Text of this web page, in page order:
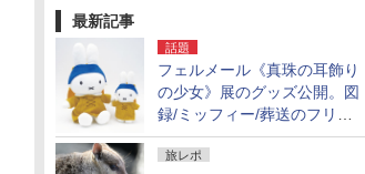
最新記事
話題
フェルメール《真珠の耳飾り
の少女》展のグッズ公開。図
録/ミッフィー/葬送のフリー
レンほか、注目ブランドコラ
ボが実現
旅レポ